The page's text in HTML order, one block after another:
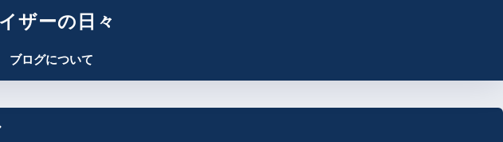
ザーの日々
ブログについて